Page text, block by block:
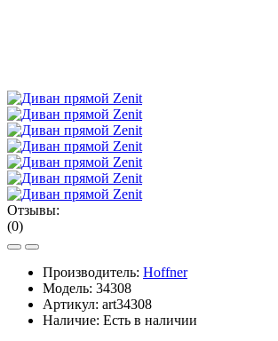
Отзывы:
(0)
Производитель: Hoffner
Модель: 34308
Артикул: art34308
Наличие: Есть в наличии